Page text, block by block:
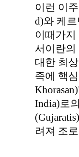
이런 이
d)와 케
이때가지
서이란
대한 최
족에 핵
India)로
려져 조